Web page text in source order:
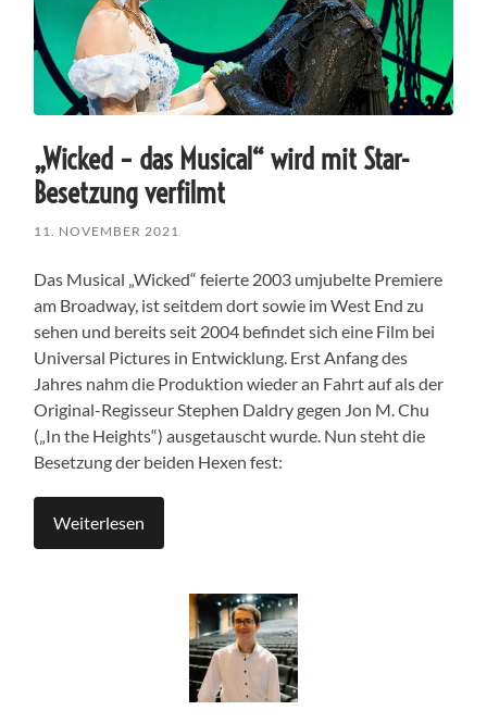
„Wicked – das Musical“ wird mit Star-
Besetzung verfilmt
11. NOVEMBER 2021
Das Musical „Wicked“ feierte 2003 umjubelte Premiere
am Broadway, ist seitdem dort sowie im West End zu
sehen und bereits seit 2004 befindet sich eine Film bei
Universal Pictures in Entwicklung. Erst Anfang des
Jahres nahm die Produktion wieder an Fahrt auf als der
Original-Regisseur Stephen Daldry gegen Jon M. Chu
(„In the Heights“) ausgetauscht wurde. Nun steht die
Besetzung der beiden Hexen fest:
Weiterlesen